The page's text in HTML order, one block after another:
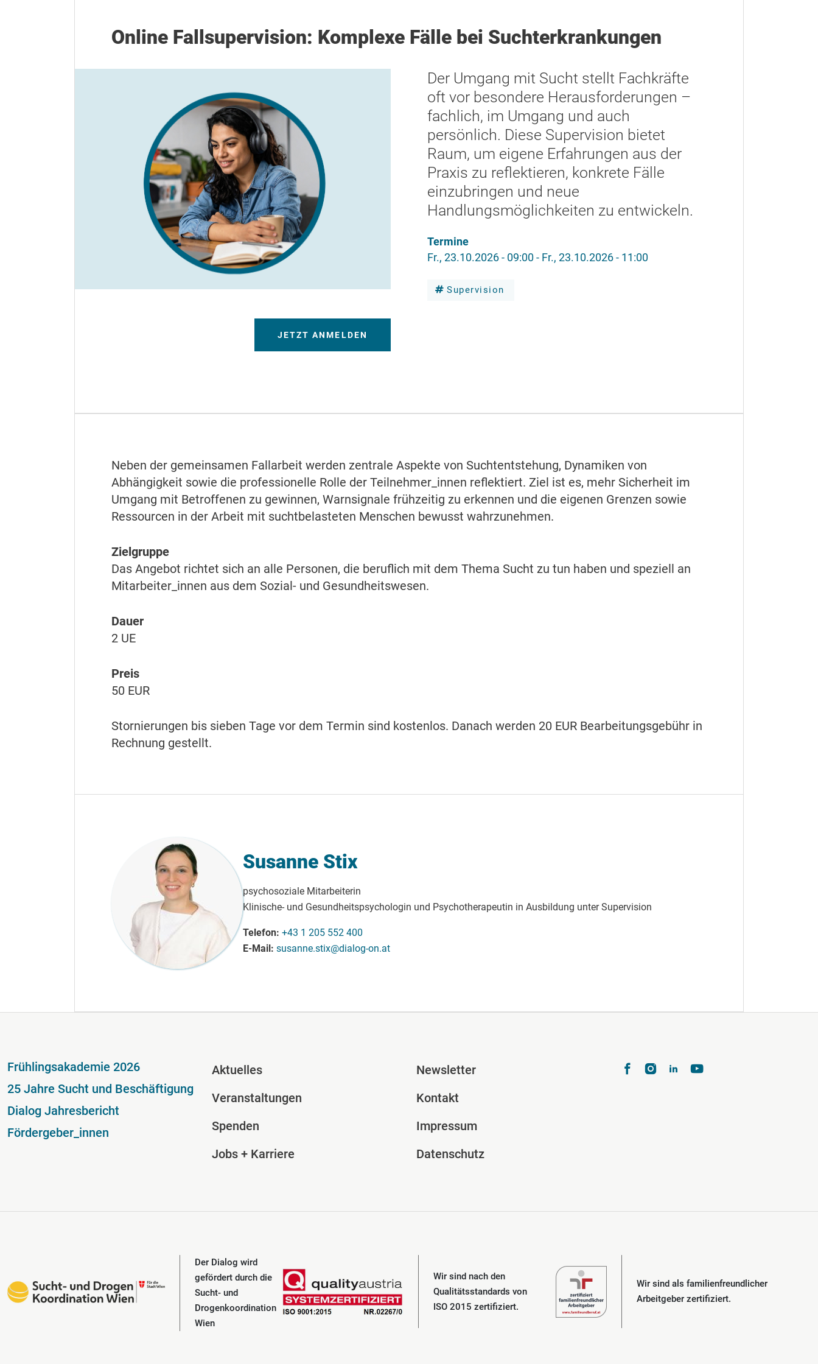
Online Fallsupervision: Komplexe Fälle bei Suchterkrankungen
JETZT ANMELDEN
Der Umgang mit Sucht stellt Fachkräfte
oft vor besondere Herausforderungen –
fachlich, im Umgang und auch
persönlich. Diese Supervision bietet
Raum, um eigene Erfahrungen aus der
Praxis zu reflektieren, konkrete Fälle
einzubringen und neue
Handlungsmöglichkeiten zu entwickeln.
Termine
Fr., 23.10.2026 - 09:00- Fr., 23.10.2026 - 11:00
Supervision
Neben der gemeinsamen Fallarbeit werden zentrale Aspekte von Suchtentstehung, Dynamiken von
Abhängigkeit sowie die professionelle Rolle der Teilnehmer_innen reflektiert. Ziel ist es, mehr Sicherheit im
Umgang mit Betroffenen zu gewinnen, Warnsignale frühzeitig zu erkennen und die eigenen Grenzen sowie
Ressourcen in der Arbeit mit suchtbelasteten Menschen bewusst wahrzunehmen.
Zielgruppe
Das Angebot richtet sich an alle Personen, die beruflich mit dem Thema Sucht zu tun haben und speziell an
Mitarbeiter_innen aus dem Sozial- und Gesundheitswesen.
Dauer
2 UE
Preis
50 EUR
Stornierungen bis sieben Tage vor dem Termin sind kostenlos. Danach werden 20 EUR Bearbeitungsgebühr in
Rechnung gestellt.
Susanne Stix
psychosoziale Mitarbeiterin
Klinische- und Gesundheitspsychologin und Psychotherapeutin in Ausbildung unter Supervision
Telefon +43 1 205 552 400
E-Mail susanne.stix@dialog-on.at
Fußzeile
Frühlingsakademie 2026
25 Jahre Sucht und Beschäftigung
Dialog Jahresbericht
Fördergeber_innen
Fusszeile Spalte 2
Aktuelles
Veranstaltungen
Spenden
Jobs + Karriere
Fusszeile Spalte 3
Newsletter
Kontakt
Impressum
Datenschutz
Der Dialog wird
gefördert durch die
Sucht- und
Drogenkoordination
Wien
Wir sind nach den
Qualitätsstandards von
ISO 2015 zertifiziert.
Wir sind als familienfreundlicher
Arbeitgeber zertifiziert.